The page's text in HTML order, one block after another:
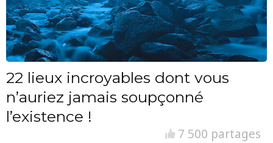
22 lieux incroyables dont vous
n’auriez jamais soupçonné
l’existence !
7 500 partages